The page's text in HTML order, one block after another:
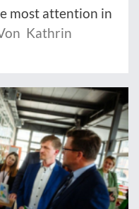
most attention in
Kathrin